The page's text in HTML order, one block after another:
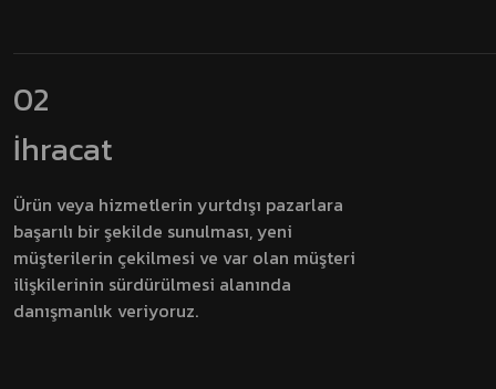
02
İhracat
Ürün veya hizmetlerin yurtdışı pazarlara
başarılı bir şekilde sunulması, yeni
müşterilerin çekilmesi ve var olan müşteri
ilişkilerinin sürdürülmesi alanında
danışmanlık veriyoruz.